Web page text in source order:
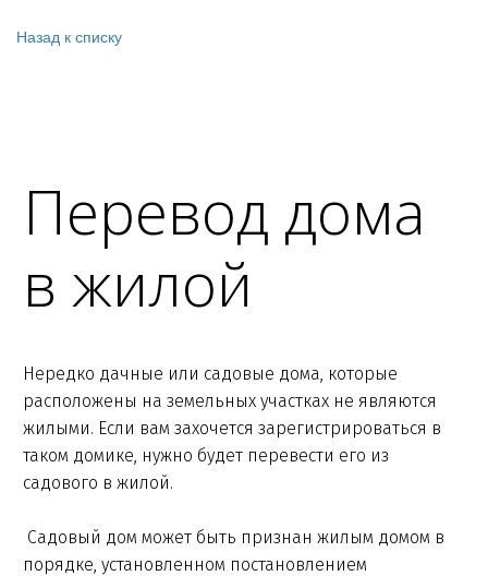
Назад к списку
Перевод дома
в жилой
Нередко дачные или садовые дома, которые
расположены на земельных участках не являются
жилыми. Если вам захочется зарегистрироваться в
таком домике, нужно будет перевести его из
садового в жилой.
Садовый дом может быть признан жилым домом в
порядке, установленном постановлением